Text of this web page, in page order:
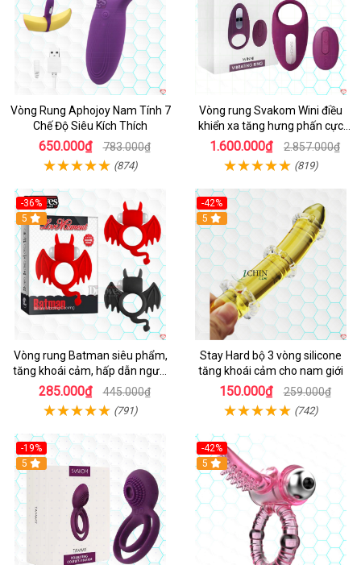
Vòng Rung Aphojoy Nam Tính 7
Chế Độ Siêu Kích Thích
650.000₫ 783.000₫
(874)
Vòng rung Svakom Wini điều
khiển xa tăng hưng phấn cực
đỉnh
1.600.000₫ 2.857.000₫
(819)
-36%
5
Vòng rung Batman siêu phẩm,
tăng khoái cảm, hấp dẫn người
dùng
285.000₫ 445.000₫
(791)
-42%
5
Stay Hard bộ 3 vòng silicone
tăng khoái cảm cho nam giới
150.000₫ 259.000₫
(742)
-19%
5
-42%
5